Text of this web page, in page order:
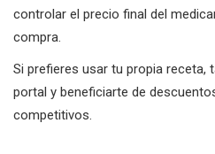
controlar el precio final del
compra.
Si prefieres usar tu propia receta,
portal y beneficiarte de
competitivos.